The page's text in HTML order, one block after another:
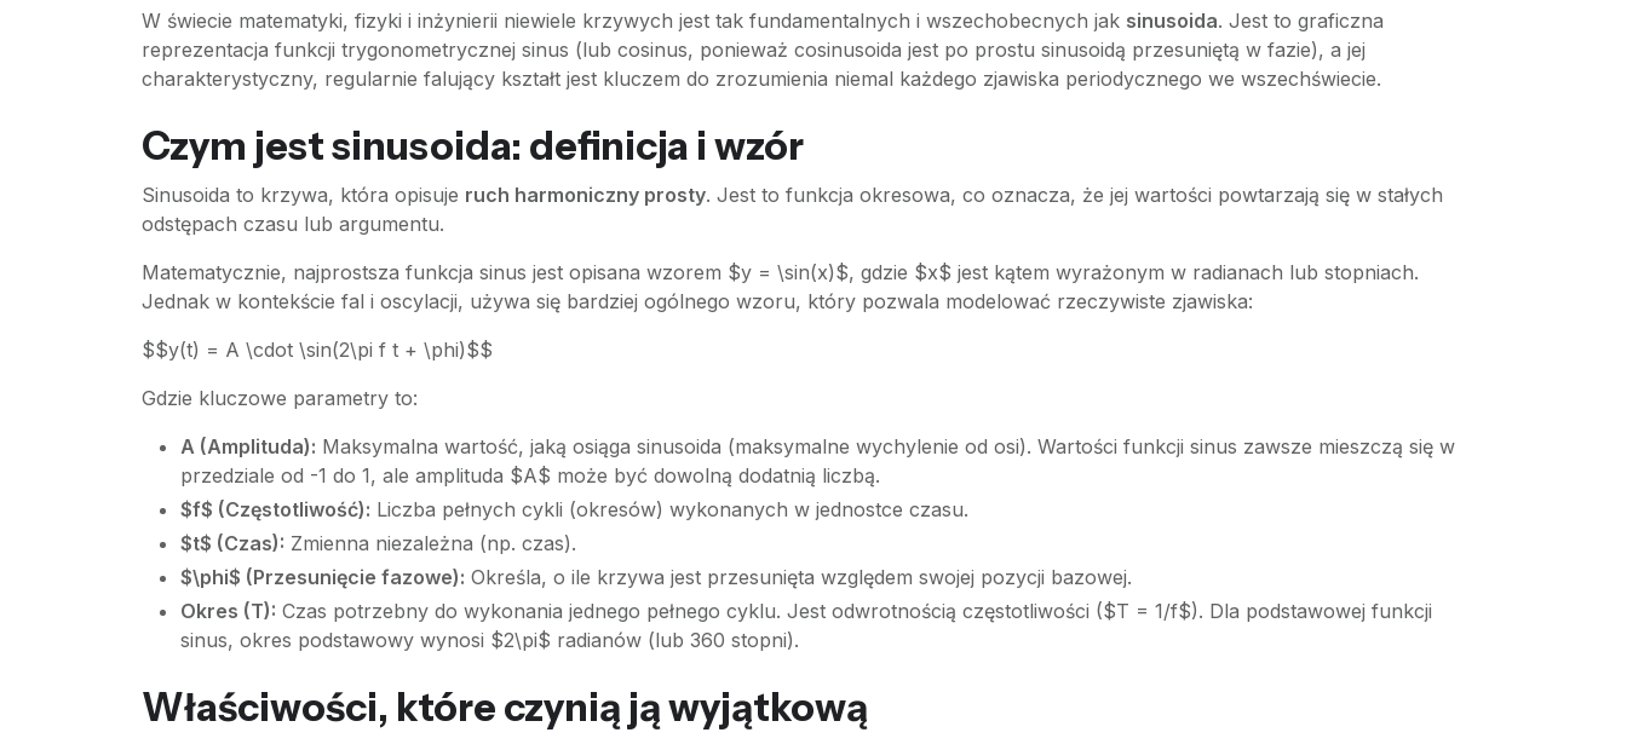
W świecie matematyki, fizyki i inżynierii niewiele krzywych jest tak fundamentalnych i wszechobecnych jak sinusoida. Jest to graficzna
reprezentacja funkcji trygonometrycznej sinus (lub cosinus, ponieważ cosinusoida jest po prostu sinusoidą przesuniętą w fazie), a jej
charakterystyczny, regularnie falujący kształt jest kluczem do zrozumienia niemal każdego zjawiska periodycznego we wszechświecie.
Czym jest sinusoida: definicja i wzór
Sinusoida to krzywa, która opisuje ruch harmoniczny prosty. Jest to funkcja okresowa, co oznacza, że jej wartości powtarzają się w stałych
odstępach czasu lub argumentu.
Matematycznie, najprostsza funkcja sinus jest opisana wzorem $y = \sin(x)$, gdzie $x$ jest kątem wyrażonym w radianach lub stopniach.
Jednak w kontekście fal i oscylacji, używa się bardziej ogólnego wzoru, który pozwala modelować rzeczywiste zjawiska:
$$y(t) = A \cdot \sin(2\pi f t + \phi)$$
Gdzie kluczowe parametry to:
A (Amplituda): Maksymalna wartość, jaką osiąga sinusoida (maksymalne wychylenie od osi). Wartości funkcji sinus zawsze mieszczą się w
przedziale od -1 do 1, ale amplituda $A$ może być dowolną dodatnią liczbą.
$f$ (Częstotliwość): Liczba pełnych cykli (okresów) wykonanych w jednostce czasu.
$t$ (Czas): Zmienna niezależna (np. czas).
$\phi$ (Przesunięcie fazowe): Określa, o ile krzywa jest przesunięta względem swojej pozycji bazowej.
Okres (T): Czas potrzebny do wykonania jednego pełnego cyklu. Jest odwrotnością częstotliwości ($T = 1/f$). Dla podstawowej funkcji
sinus, okres podstawowy wynosi $2\pi$ radianów (lub 360 stopni).
Właściwości, które czynią ją wyjątkową